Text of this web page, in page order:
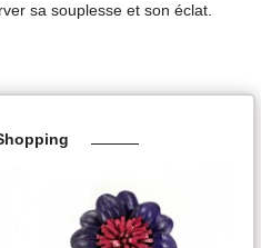
sa souplesse et son éclat.